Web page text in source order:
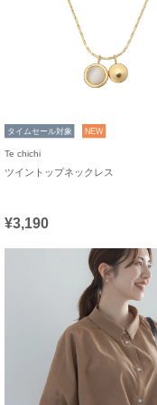
タイムセール対象 NEW
Te chichi
ツイントップネックレス
¥3,190